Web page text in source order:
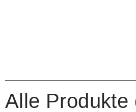
Alle Produkte